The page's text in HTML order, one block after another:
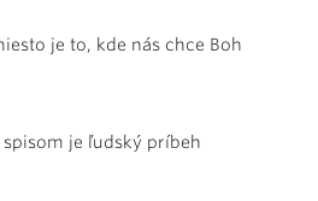
je to, kde nás chce Boh
spisom je ľudský príbeh